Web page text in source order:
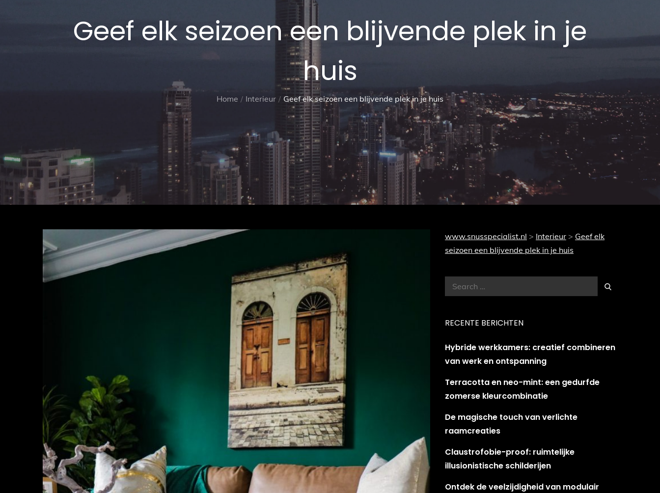
Geef elk seizoen een blijvende plek in je
huis
Home Interieur Geef elk seizoen een blijvende plek in je huis
www.snusspecialist.nl > Interieur > Geef elk
seizoen een blijvende plek in je huis
Search
for:
Search
RECENTE BERICHTEN
Hybride werkkamers: creatief combineren
van werk en ontspanning
Terracotta en neo-mint: een gedurfde
zomerse kleurcombinatie
De magische touch van verlichte
raamcreaties
Claustrofobie-proof: ruimtelijke
illusionistische schilderijen
Ontdek de veelzijdigheid van modulair